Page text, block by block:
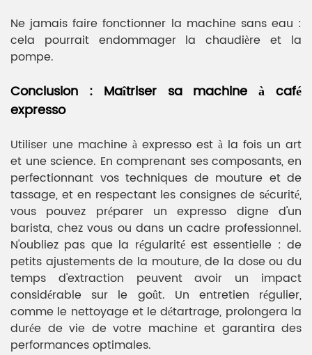
Ne jamais faire fonctionner la machine sans eau :
cela pourrait endommager la chaudière et la
pompe.
Conclusion : Maîtriser sa machine à café
expresso
Utiliser une machine à expresso est à la fois un art
et une science. En comprenant ses composants, en
perfectionnant vos techniques de mouture et de
tassage, et en respectant les consignes de sécurité,
vous pouvez préparer un expresso digne d'un
barista, chez vous ou dans un cadre professionnel.
N'oubliez pas que la régularité est essentielle : de
petits ajustements de la mouture, de la dose ou du
temps d'extraction peuvent avoir un impact
considérable sur le goût. Un entretien régulier,
comme le nettoyage et le détartrage, prolongera la
durée de vie de votre machine et garantira des
performances optimales.